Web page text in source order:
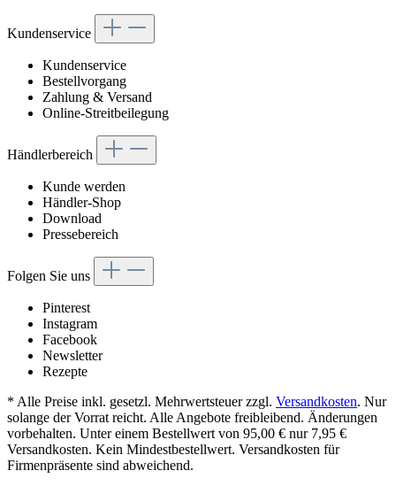
Kundenservice
Kundenservice
Bestellvorgang
Zahlung & Versand
Online-Streitbeilegung
Händlerbereich
Kunde werden
Händler-Shop
Download
Pressebereich
Folgen Sie uns
Pinterest
Instagram
Facebook
Newsletter
Rezepte
* Alle Preise inkl. gesetzl. Mehrwertsteuer zzgl. Versandkosten. Nur
solange der Vorrat reicht. Alle Angebote freibleibend. Änderungen
vorbehalten. Unter einem Bestellwert von 95,00 € nur 7,95 €
Versandkosten. Kein Mindestbestellwert. Versandkosten für
Firmenpräsente sind abweichend.